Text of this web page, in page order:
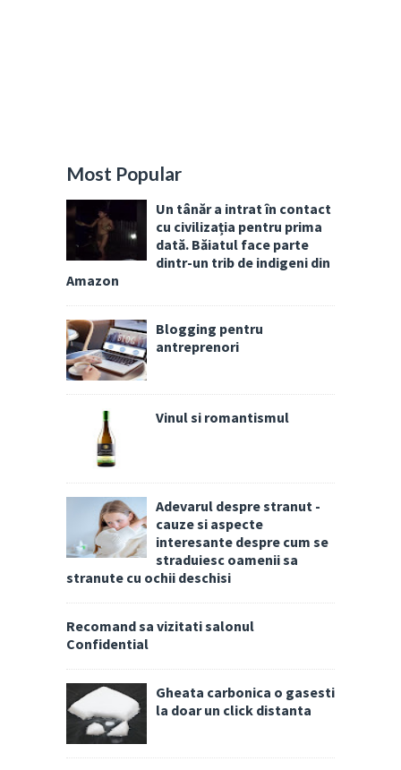
Most Popular
Un tânăr a intrat în contact
cu civilizația pentru prima
dată. Băiatul face parte
dintr-un trib de indigeni din
Amazon
Blogging pentru
antreprenori
Vinul si romantismul
Adevarul despre stranut -
cauze si aspecte
interesante despre cum se
straduiesc oamenii sa
stranute cu ochii deschisi
Recomand sa vizitati salonul
Confidential
Gheata carbonica o gasesti
la doar un click distanta